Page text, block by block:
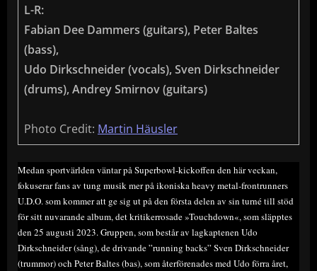
L-R:
Fabian Dee Dammers (guitars), Peter Baltes
(bass),
Udo Dirkschneider (vocals), Sven Dirkschneider
(drums), Andrey Smirnov (guitars)
Photo Credit: Martin Häusler
Medan sportvärlden väntar på Superbowl-kickoffen den här veckan,
fokuserar fans av tung musik mer på ikoniska heavy metal-frontrunners
U.D.O. som kommer att ge sig ut på den första delen av sin turné till stöd
för sitt nuvarande album, det kritikerrosade »Touchdown«, som släpptes
den 25 augusti 2023. Gruppen, som består av lagkaptenen Udo
Dirkschneider (sång), de drivande ”running backs” Sven Dirkschneider
(trummor) och Peter Baltes (bas), som återförenades med Udo förra året,